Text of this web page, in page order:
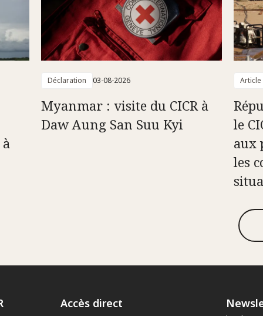
Déclaration 03-08-2026
Myanmar : visite du CICR à
Daw Aung San Suu Kyi
Article
le
aux
les
Accès direct